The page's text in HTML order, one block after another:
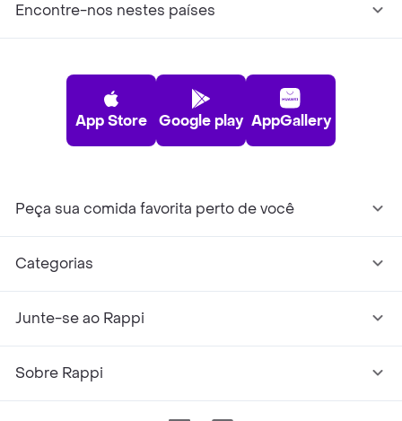
Encontre-nos nestes países
App Store Google play AppGallery
Peça sua comida favorita perto de você
Categorias
Junte-se ao Rappi
Sobre Rappi